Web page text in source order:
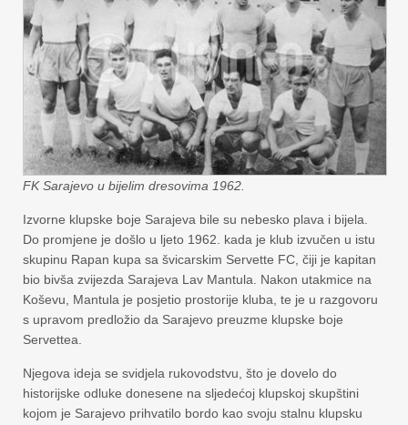
FK Sarajevo u bijelim dresovima 1962.
Izvorne klupske boje Sarajeva bile su nebesko plava i bijela.
Do promjene je došlo u ljeto 1962. kada je klub izvučen u istu
skupinu Rapan kupa sa švicarskim Servette FC, čiji je kapitan
bio bivša zvijezda Sarajeva Lav Mantula. Nakon utakmice na
Koševu, Mantula je posjetio prostorije kluba, te je u razgovoru
s upravom predložio da Sarajevo preuzme klupske boje
Servettea.
Njegova ideja se svidjela rukovodstvu, što je dovelo do
historijske odluke donesene na sljedećoj klupskoj skupštini
kojom je Sarajevo prihvatilo bordo kao svoju stalnu klupsku